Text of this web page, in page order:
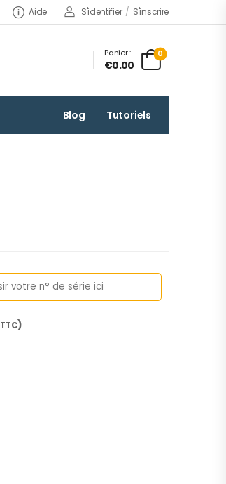
Aide S'identifier / S'inscrire
Panier :
€0.00
0
Blog
Tutoriels
TTC)